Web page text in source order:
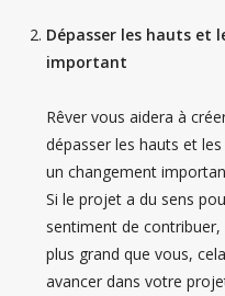
Dépasser les hauts et
important
Rêver vous aidera à
dépasser les hauts et
un changement
Si le projet a du sens
sentiment de contribuer,
plus grand que vous,
avancer dans votre